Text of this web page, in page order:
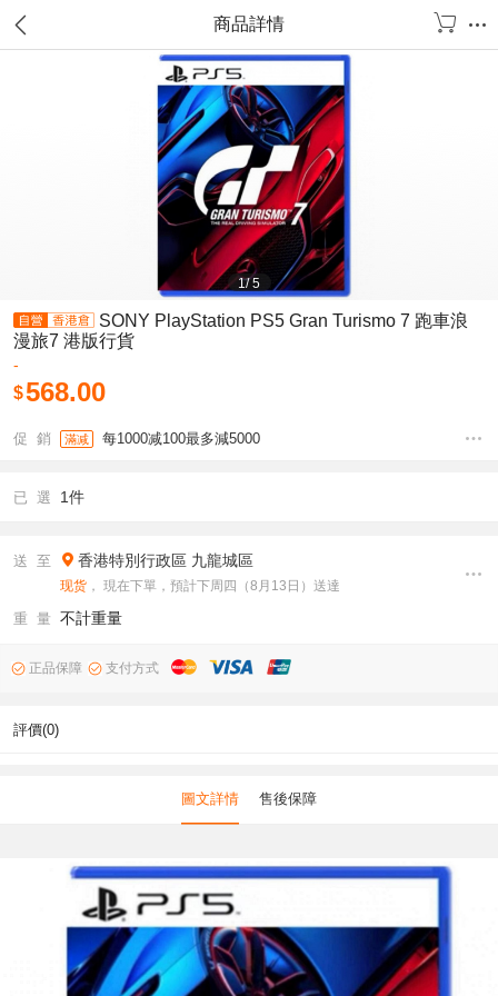
商品詳情
1/5
SONY PlayStation PS5 Gran Turismo 7 跑車浪
漫旅7 港版行貨
-
$568.00
促 銷 滿减 每1000减100最多減5000
已 選 1件
送 至 香港特別行政區 九龍城區
现货 ， 現在下單，預計下周四（8月13日）送達
重 量 不計重量
正品保障 支付方式
評價(0)
圖文詳情 售後保障